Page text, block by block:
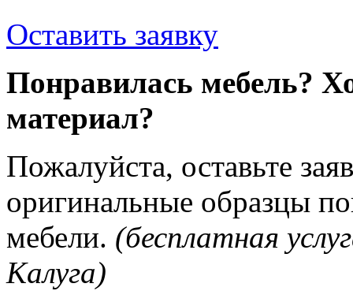
Оставить заявку
Понравилась мебель?
материал?
Пожалуйста, оставьте
оригинальные образцы
мебели. (бесплатная
Калуга)